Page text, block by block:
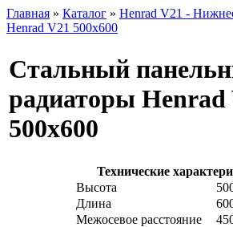
Главная » Каталог » Henrad V21 -
Henrad V21 500х600
Стальный
радиаторы Henrad
500х600
Технические
Высота
Длина
Межосевое расстояние